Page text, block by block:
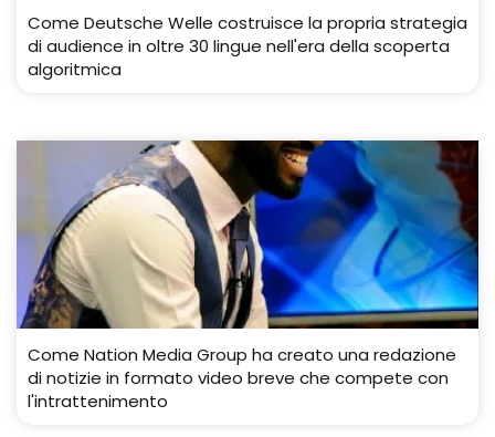
Come Deutsche Welle costruisce la propria strategia
di audience in oltre 30 lingue nell'era della scoperta
algoritmica
Come Nation Media Group ha creato una redazione
di notizie in formato video breve che compete con
l'intrattenimento